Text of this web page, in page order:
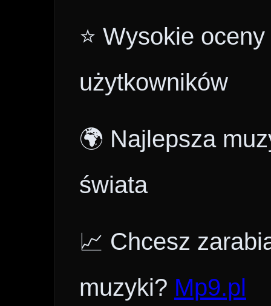
⭐ Wysokie
użytkowników
🌍 Najlepsza
świata
📈 Chcesz
muzyki? Mp9.pl